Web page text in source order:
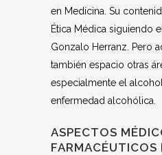
en Medicina. Su
Ética Médica siguiendo
Gonzalo Herranz. Pero
también espacio otras
especialmente el
enfermedad alcohólica.
ASPECTOS
FARMACÉUTICOS